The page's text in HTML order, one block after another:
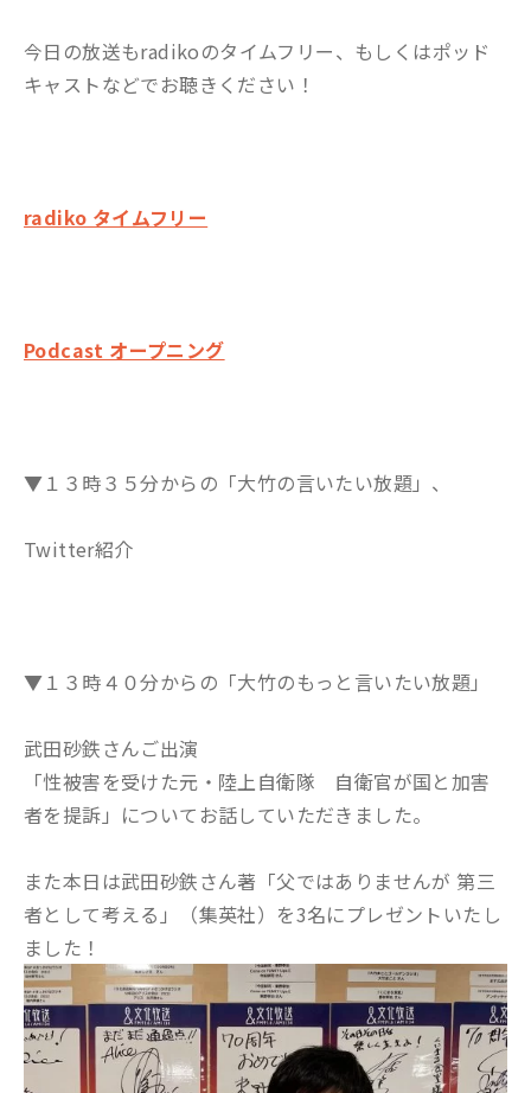
今日の放送もradikoのタイムフリー、もしくはポッド
キャストなどでお聴きください！
radiko タイムフリー
Podcast オープニング
▼１３時３５分からの「大竹の言いたい放題」、
Twitter紹介
▼１３時４０分からの「大竹のもっと言いたい放題」
武田砂鉄さんご出演
「性被害を受けた元・陸上自衛隊 自衛官が国と加害
者を提訴」についてお話していただきました。
また本日は武田砂鉄さん著「父ではありませんが 第三
者として考える」（集英社）を3名にプレゼントいたし
ました！